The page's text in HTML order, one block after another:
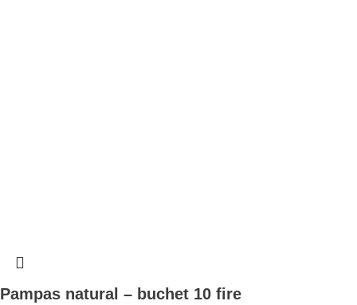
Pampas natural – buchet 10 fire